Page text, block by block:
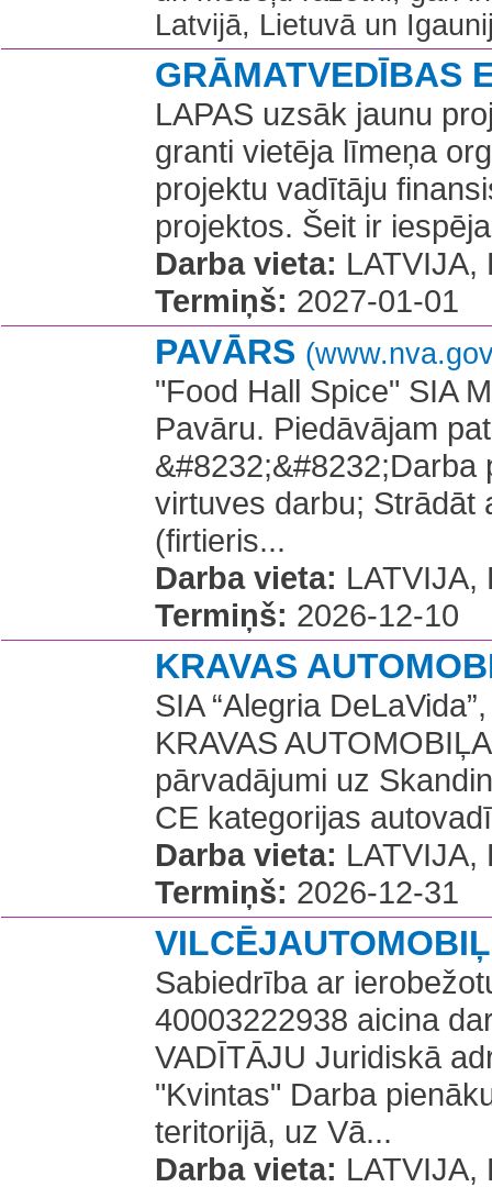
Latvijā, Lietuvā un
GRĀMATVEDĪBAS
LAPAS uzsāk jaunu
granti vietēja līmeņa
projektu vadītāju
projektos. Šeit ir
Darba vieta: LATVIJA,
Termiņš: 2027-01-01
PAVĀRS
"Food Hall Spice" SIA
Pavāru. Piedāvājam
&#8232;&#8232;Darba
virtuves darbu; Strādāt
(firtieris...
Darba vieta: LATVIJA,
Termiņš: 2026-12-10
KRAVAS
SIA “Alegria
KRAVAS
pārvadājumi uz
CE kategorijas
Darba vieta: LATVIJA,
Termiņš: 2026-12-31
Sabiedrība ar
40003222938 aicina
VADĪTĀJU Juridiskā
"Kvintas" Darba
teritorijā, uz Vā...
Darba vieta: LATVIJA,